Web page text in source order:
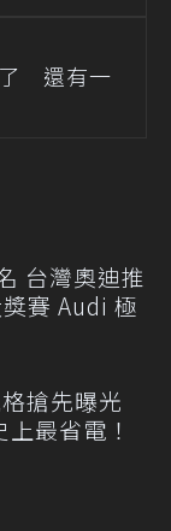
還有一
台灣奧迪推
賽 Audi 極
搶先曝光
最省電！